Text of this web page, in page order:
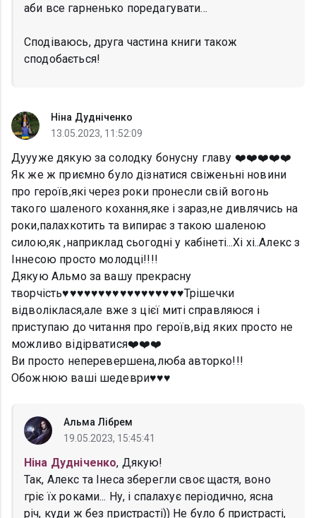
аби все гарненько поредагувати...
Сподіваюсь, друга частина книги також
сподобається!
Ніна Дудніченко
13.05.2023, 11:52:09
Дуууже дякую за солодку бонусну главу ❤️❤️❤️❤️❤️
Як же ж приємно було дізнатися свіженьні новини
про героїв,які через роки пронесли свій вогонь
такого шаленого кохання,яке і зараз,не дивлячись на
роки,палахкотить та випирає з такою шаленою
силою,як ,наприклад сьогодні у кабінеті...Хі хі..Алекс з
Іннесою просто молодці!!!!
Дякую Альмо за вашу прекрасну
творчість♥️♥️♥️♥️♥️♥️♥️♥️♥️♥️♥️♥️♥️♥️♥️♥️♥️Трішечки
відволіклася,але вже з цієї миті справляюся і
приступаю до читання про героїв,від яких просто не
можливо відірватися❤️❤️❤️
Ви просто неперевершена,люба авторко!!!
Обожнюю ваші шедеври♥️♥️♥️
Альма Лібрем
19.05.2023, 15:45:41
Ніна Дудніченко, Дякую!
Так, Алекс та Інеса зберегли своє щастя, воно
гріє їх роками... Ну, і спалахує періодично, ясна
річ, куди ж без пристрасті)) Не було б пристрасті,